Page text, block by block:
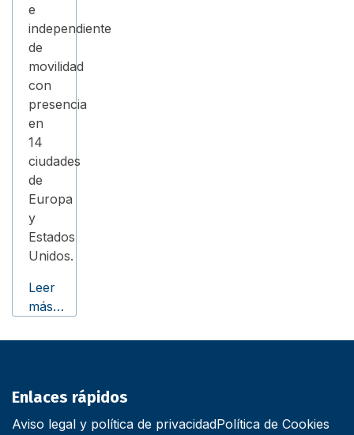
e
independiente
de
movilidad
con
presencia
en
14
ciudades
de
Europa
y
Estados
Unidos.
Leer
más…
Enlaces rápidos
Aviso legal y política de privacidadPolítica de Cookies